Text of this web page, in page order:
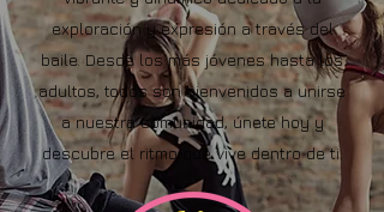
exploración y expresión a través del
baile. Desde los más jóvenes hasta los
adultos, todos son bienvenidos a unirse
a nuestra comunidad, únete hoy y
descubre el ritmo que vive dentro de ti.